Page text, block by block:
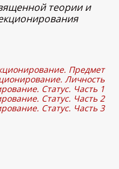
теории и
Предмет
Личность
Статус. Часть 1
Статус. Часть 2
Статус. Часть 3